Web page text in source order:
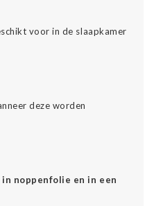
voor in de slaapkamer
deze worden
noppenfolie en in een